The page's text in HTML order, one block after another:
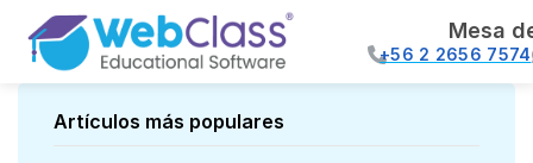
Mesa
+56 2 2656 7574
Artículos más populares